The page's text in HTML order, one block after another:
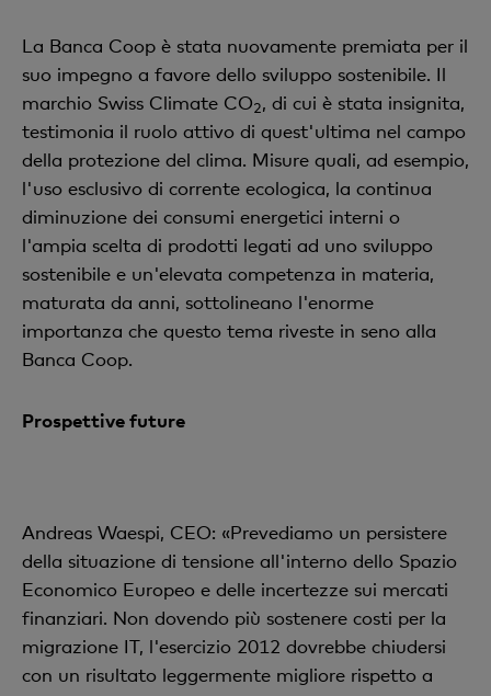
La Banca Coop è stata nuovamente premiata per il
suo impegno a favore dello sviluppo sostenibile. Il
marchio Swiss Climate CO2, di cui è stata insignita,
testimonia il ruolo attivo di quest'ultima nel campo
della protezione del clima. Misure quali, ad esempio,
l'uso esclusivo di corrente ecologica, la continua
diminuzione dei consumi energetici interni o
l'ampia scelta di prodotti legati ad uno sviluppo
sostenibile e un'elevata competenza in materia,
maturata da anni, sottolineano l'enorme
importanza che questo tema riveste in seno alla
Banca Coop.
Prospettive future
Andreas Waespi, CEO: «Prevediamo un persistere
della situazione di tensione all'interno dello Spazio
Economico Europeo e delle incertezze sui mercati
finanziari. Non dovendo più sostenere costi per la
migrazione IT, l'esercizio 2012 dovrebbe chiudersi
con un risultato leggermente migliore rispetto a